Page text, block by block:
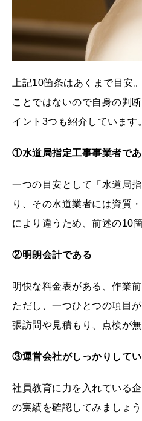
上記10箇条はあくまで目安
ことではないので自身の判
イント3つも紹介しています。
①水道局指定工事事業者で
一つの目安として「水道局
り、その水道業者には資質
により違うため、前述の10
②明朗会計である
明快な料金表がある、作業
ただし、一つひとつの項目
張訪問や見積もり、点検が
③運営会社がしっかりして
社員教育に力を入れている
の実績を確認してみましょ